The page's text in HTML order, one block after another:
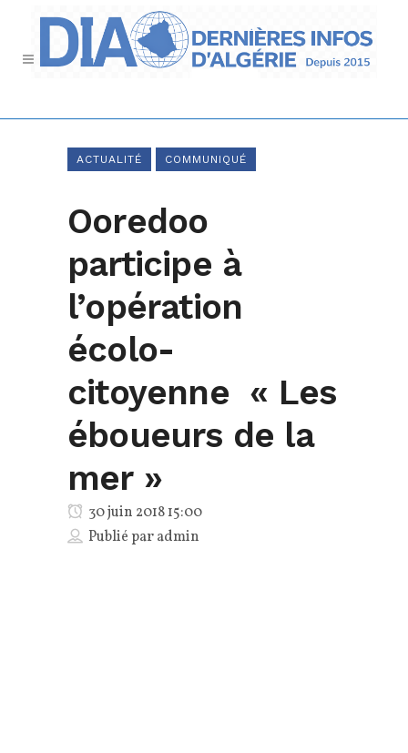
ACTUALITÉ COMMUNIQUÉ
Ooredoo
participe à
l’opération
écolo-
citoyenne « Les
éboueurs de la
mer »
30 juin 2018 15:00
Publié paradmin